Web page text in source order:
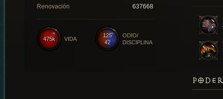
Renovación
637668
125
42
ODIO/
DISCIPLINA
475k VIDA